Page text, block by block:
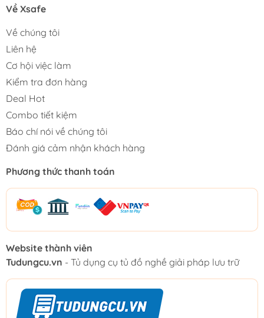
Về Xsafe
Về chúng tôi
Liên hệ
Cơ hội việc làm
Kiểm tra đơn hàng
Deal Hot
Combo tiết kiệm
Báo chí nói về chúng tôi
Đánh giá cảm nhận khách hàng
Phương thức thanh toán
Website thành viên
Tudungcu.vn - Tủ dụng cụ tủ đồ nghề giải pháp lưu trữ